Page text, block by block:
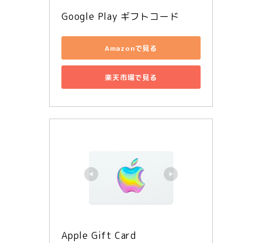
Google Play ギフトコード
Amazonで見る
楽天市場で見る
Apple Gift Card